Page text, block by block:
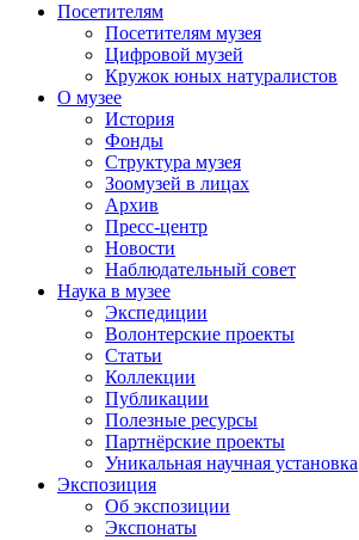
Посетителям
Посетителям музея
Цифровой музей
Кружок юных натуралистов
О музее
История
Фонды
Структура музея
Зоомузей в лицах
Архив
Пресс-центр
Новости
Наблюдательный совет
Наука в музее
Экспедиции
Волонтерские проекты
Статьи
Коллекции
Публикации
Полезные ресурсы
Партнёрские проекты
Уникальная научная установка
Экспозиция
Об экспозиции
Экспонаты